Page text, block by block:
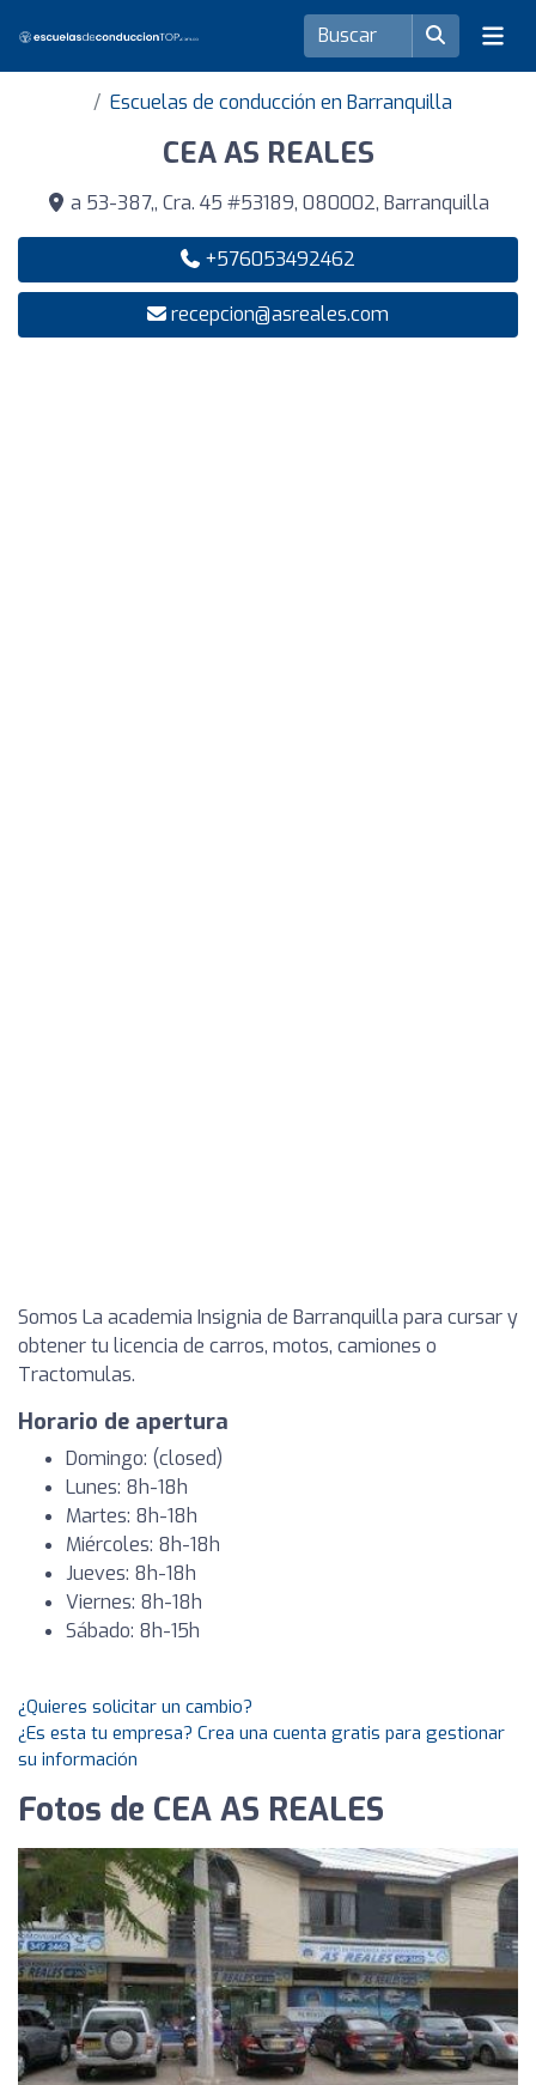
Escuelas de conducción en Barranquilla
CEA AS REALES
a 53-387,, Cra. 45 #53189, 080002, Barranquilla
+576053492462
recepcion@asreales.com
Somos La academia Insignia de Barranquilla para cursar y
obtener tu licencia de carros, motos, camiones o
Tractomulas.
Horario de apertura
Domingo: (closed)
Lunes: 8h-18h
Martes: 8h-18h
Miércoles: 8h-18h
Jueves: 8h-18h
Viernes: 8h-18h
Sábado: 8h-15h
¿Quieres solicitar un cambio?
¿Es esta tu empresa? Crea una cuenta gratis para gestionar
su información
Fotos de CEA AS REALES